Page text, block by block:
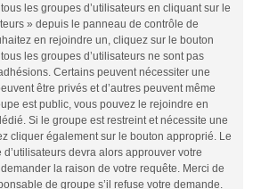
les groupes d’utilisateurs en cliquant sur le
» depuis le panneau de contrôle de
en rejoindre un, cliquez sur le bouton
les groupes d’utilisateurs ne sont pas
Certains peuvent nécessiter une
être privés et d’autres peuvent même
est public, vous pouvez le rejoindre en
Si le groupe est restreint et nécessite une
cliquer également sur le bouton approprié. Le
devra alors approuver votre
la raison de votre requête. Merci de
de groupe s’il refuse votre demande.